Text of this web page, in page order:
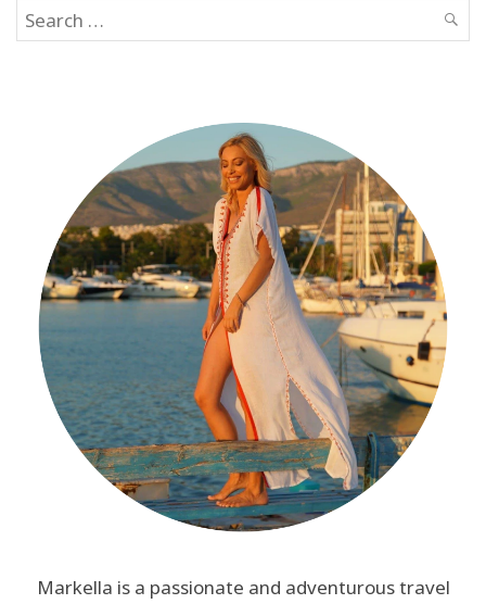
Search
for:
Markella is a passionate and adventurous travel